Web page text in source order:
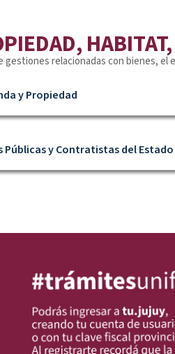
gestiones relacionadas con bienes, el
y Propiedad
Públicas y Contratistas del Estado